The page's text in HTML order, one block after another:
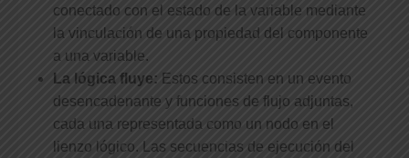
conectado con el estado de la variable mediante
la vinculación de una propiedad del componente
a una variable.
La lógica fluye: Estos consisten en un evento
desencadenante y funciones de flujo adjuntas,
cada una representada como un nodo en el
lienzo lógico. Las secuencias de ejecución del